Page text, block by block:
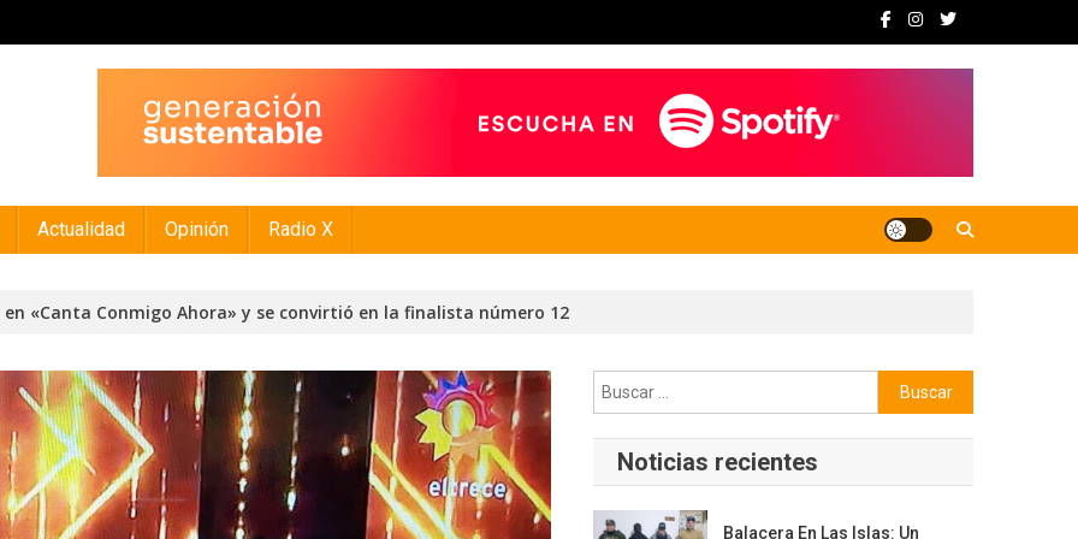
Actualidad Opinión Radio X
«Canta Conmigo Ahora» y se convirtió en la finalista número 12
Buscar:
Noticias recientes
Balacera En Las Islas: Un